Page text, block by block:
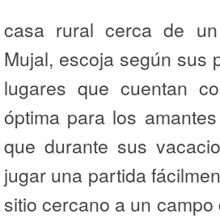
casa rural cerca de
Mujal, escoja según sus
lugares que cuentan
óptima para los
que durante sus
jugar una partida
sitio cercano a un